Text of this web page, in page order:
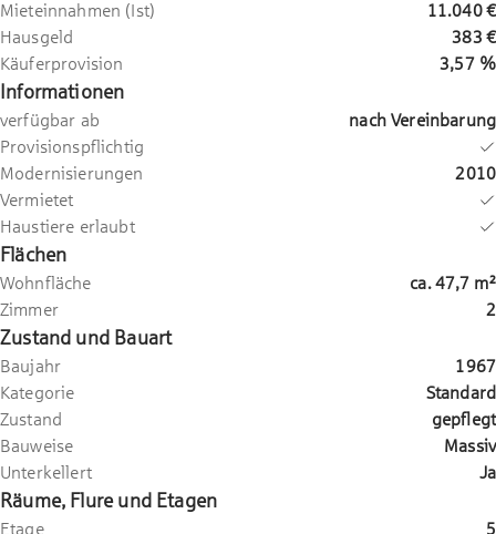
Mieteinnahmen (Ist)
11.040 €
Hausgeld
383 €
Käuferprovision
3,57 %
Informationen
verfügbar ab
nach Vereinbarung
Provisionspflichtig
Modernisierungen
2010
Vermietet
Haustiere erlaubt
Flächen
Wohnfläche ca.47,7 m²
Zimmer
2
Zustand und Bauart
Baujahr
1967
Kategorie
Standard
Zustand
gepflegt
Bauweise
Massiv
Unterkellert
Ja
Räume, Flure und Etagen
Etage
5